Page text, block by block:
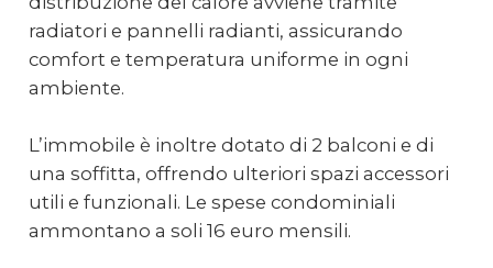
radiatori e pannelli radianti, assicurando
comfort e temperatura uniforme in ogni
ambiente.
L’immobile è inoltre dotato di 2 balconi e di
una soffitta, offrendo ulteriori spazi accessori
utili e funzionali. Le spese condominiali
ammontano a soli 16 euro mensili.